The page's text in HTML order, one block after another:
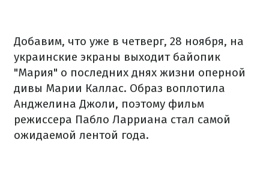
Добавим, что уже в четверг, 28 ноября, на
украинские экраны выходит байопик
"Мария" о последних днях жизни оперной
дивы Марии Каллас. Образ воплотила
Анджелина Джоли, поэтому фильм
режиссера Пабло Ларриана стал самой
ожидаемой лентой года.